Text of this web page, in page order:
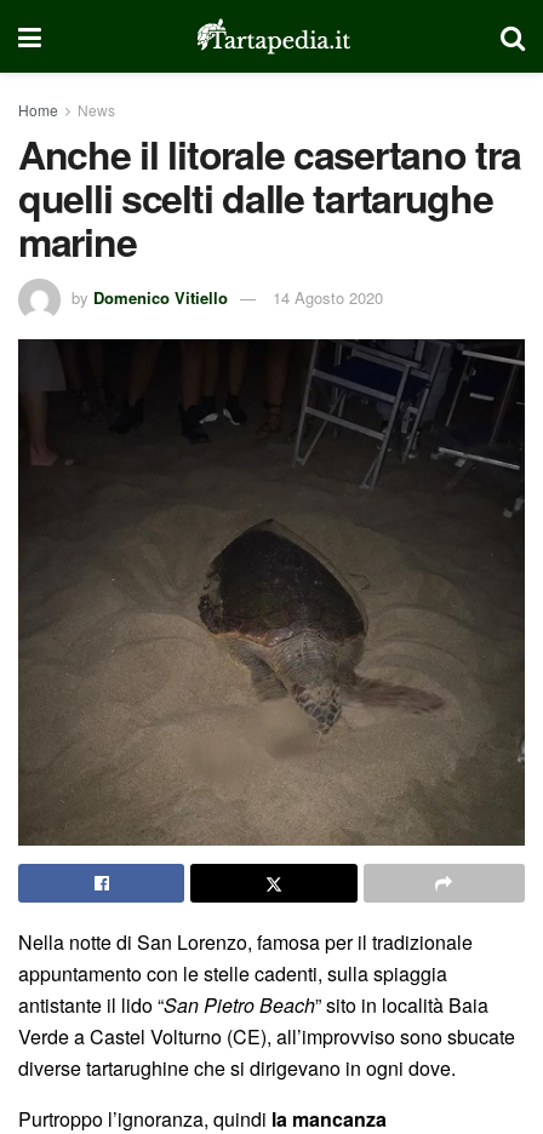
Home News
Anche il litorale casertano tra
quelli scelti dalle tartarughe
marine
by Domenico Vitiello 14 Agosto 2020
Nella notte di San Lorenzo, famosa per il tradizionale
appuntamento con le stelle cadenti, sulla spiaggia
antistante il lido “San Pietro Beach” sito in località Baia
Verde a Castel Volturno (CE), all’improvviso sono sbucate
diverse tartarughine che si dirigevano in ogni dove.
Purtroppo l’ignoranza, quindi la mancanza